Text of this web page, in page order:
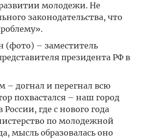
молодежи. Не
законодательства, что
(фото) – заместитель
президента РФ в
– догнал и перегнал всю
похвастался – наш город
где с нового года
по молодежной
мысль образовалась оно